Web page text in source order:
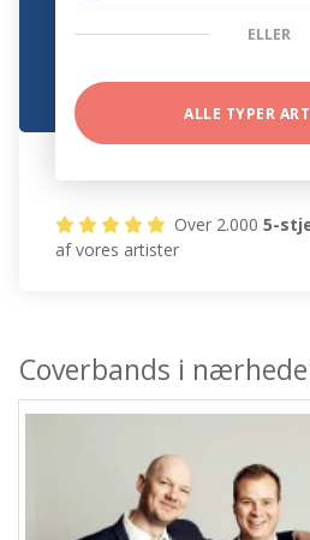
ELLER
ALLE TYPER
Over 2.0005-
af vores artister
Coverbands i